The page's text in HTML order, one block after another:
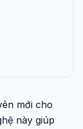
mới cho
này giúp